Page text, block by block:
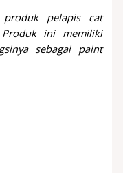
pelapis cat
ini memiliki
sebagai paint